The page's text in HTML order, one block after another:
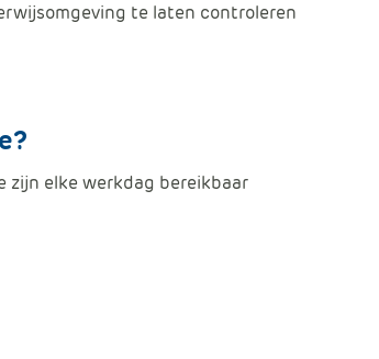
te laten controleren
zijn elke werkdag bereikbaar